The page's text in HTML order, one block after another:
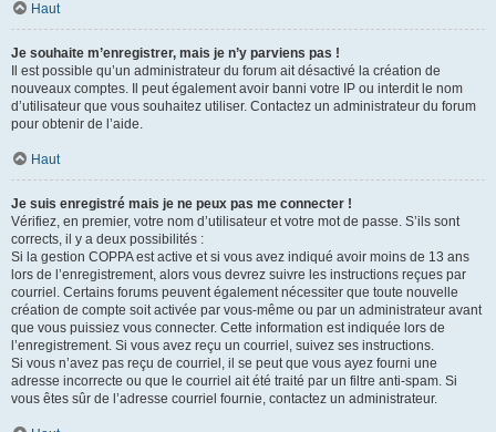
Haut
Je souhaite m’enregistrer, mais je n’y parviens pas !
Il est possible qu’un administrateur du forum ait désactivé la création de
nouveaux comptes. Il peut également avoir banni votre IP ou interdit le nom
d’utilisateur que vous souhaitez utiliser. Contactez un administrateur du forum
pour obtenir de l’aide.
Haut
Je suis enregistré mais je ne peux pas me connecter !
Vérifiez, en premier, votre nom d’utilisateur et votre mot de passe. S’ils sont
corrects, il y a deux possibilités :
Si la gestion COPPA est active et si vous avez indiqué avoir moins de 13 ans
lors de l’enregistrement, alors vous devrez suivre les instructions reçues par
courriel. Certains forums peuvent également nécessiter que toute nouvelle
création de compte soit activée par vous-même ou par un administrateur avant
que vous puissiez vous connecter. Cette information est indiquée lors de
l’enregistrement. Si vous avez reçu un courriel, suivez ses instructions.
Si vous n’avez pas reçu de courriel, il se peut que vous ayez fourni une
adresse incorrecte ou que le courriel ait été traité par un filtre anti-spam. Si
vous êtes sûr de l’adresse courriel fournie, contactez un administrateur.